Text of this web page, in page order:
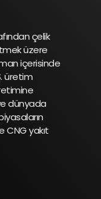
çelik
üzere
içerisinde
üretim
dünyada
CNG yakıt